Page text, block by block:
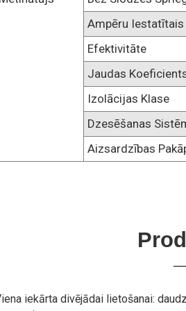
Ampēru Iestatītais
Efektivitāte
Jaudas
Izolācijas Klase
Dzesēšanas
Aizsardzības
iekārta divējādai lietošanai: